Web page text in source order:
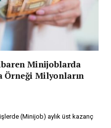
Minijoblarda
Örneği Milyonların
işlerde (Minijob) aylık üst kazanç